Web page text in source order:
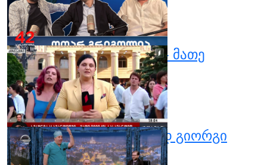
ივნისი 12, 2025
0
6
ხმაური სასამართლოში - მათე
დევიძის სასამართლო
ივნისი 12, 2025
0
2
ლევან რატიანი სტუმრად გიორგი
გაბუნიასთან